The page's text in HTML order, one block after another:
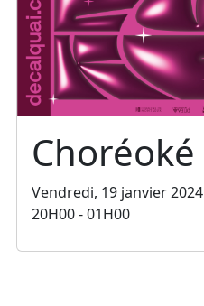
Choréoké
Vendredi, 19 janvier 2024
20H00 - 01H00